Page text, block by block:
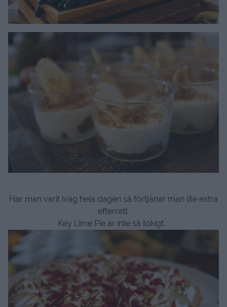
Har man varit iväg hela dagen så förtjänar man lite extra
efterrätt.
Key Lime Pie är inte så tokigt.